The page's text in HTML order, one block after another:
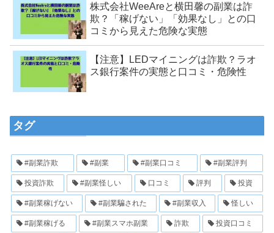
株式会社WeeAreと横田馨の副業は詐
欺？「稼げない」「効果なし」との口
コミから見えた危険な実態
【注意】LEDマイニングは詐欺？ラオ
ス銀行案件の実態と口コミ・危険性
タグ
#副業詐欺 #副業 #副業口コミ #副業評判
投資詐欺 #副業怪しい 口コミ 評判 投資
#副業稼げない #副業騙された #副業収入 怪しい
#副業稼げる #副業スマホ副業 詐欺 投資口コミ